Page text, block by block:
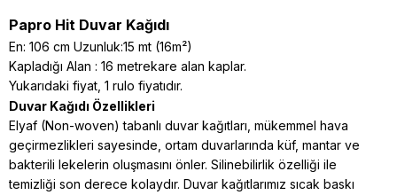
Papro Hit Duvar Kağıdı
En: 106 cm Uzunluk:15 mt (16m²)
Kapladığı Alan : 16 metrekare alan kaplar.
Yukarıdaki fiyat, 1 rulo fiyatıdır.
Duvar Kağıdı Özellikleri
Elyaf (Non-woven) tabanlı duvar kağıtları, mükemmel hava
geçirmezlikleri sayesinde, ortam duvarlarında küf, mantar ve
bakterili lekelerin oluşmasını önler. Silinebilirlik özelliği ile
temizliği son derece kolaydır. Duvar kağıtlarımız sıcak baskı